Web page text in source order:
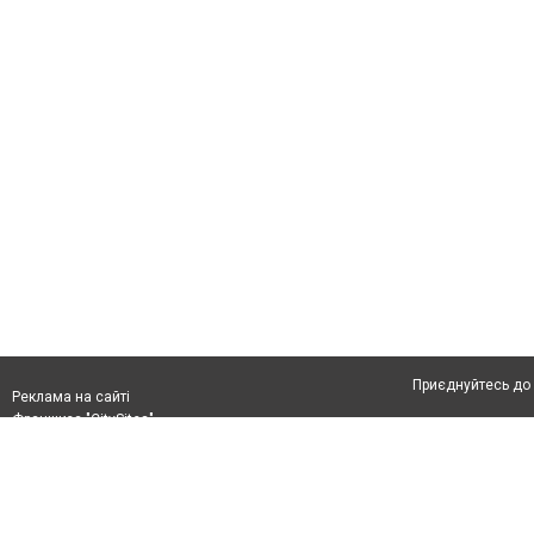
Реклама на сайті
Франшиза "CitySites"
Приєднуйтесь до